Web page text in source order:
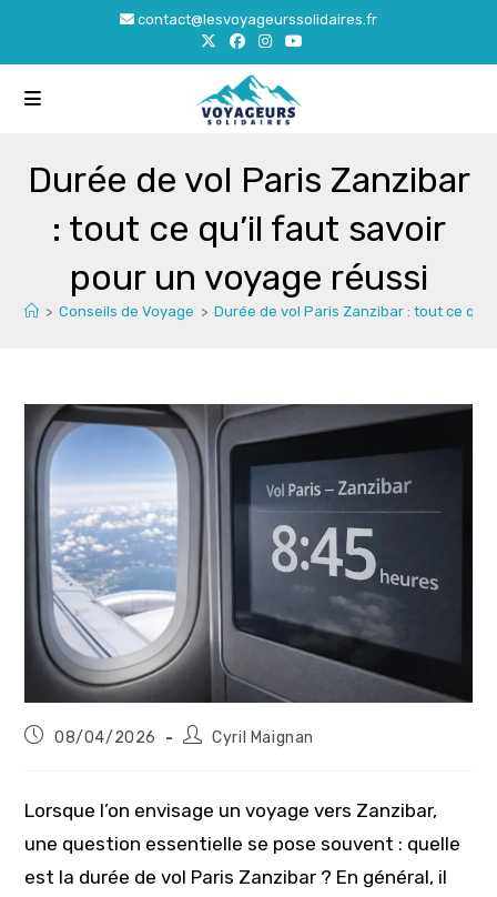
content
contact@lesvoyageurssolidaires.fr
Durée de vol Paris Zanzibar
: tout ce qu’il faut savoir
pour un voyage réussi
> Conseils de Voyage > Durée de vol Paris Zanzibar : tout ce
Publication
08/04/2026
Auteur/autrice
Cyril Maignan
Lorsque l’on envisage un voyage vers Zanzibar,
une question essentielle se pose souvent : quelle
est la durée de vol Paris Zanzibar ? En général, il